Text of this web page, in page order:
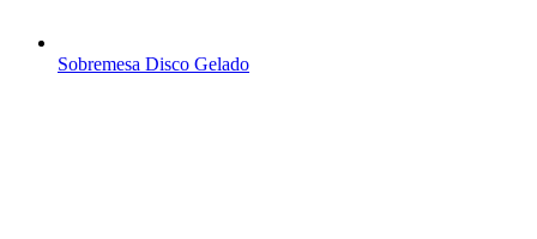
Sobremesa Disco Gelado